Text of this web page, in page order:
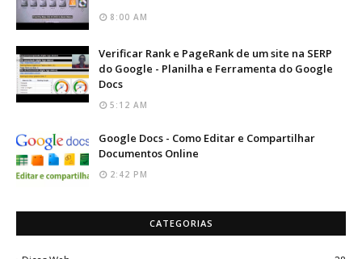
8:00 AM
Verificar Rank e PageRank de um site na SERP
do Google - Planilha e Ferramenta do Google
Docs
5:12 AM
Google Docs - Como Editar e Compartilhar
Documentos Online
2:42 PM
CATEGORIAS